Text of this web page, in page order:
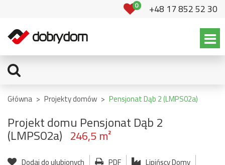
0 +48 17 852 52 30
Główna > Projekty domów > Pensjonat Dąb 2 (LMPS02a)
Projekt domu Pensjonat Dąb 2
(LMPS02a) 246,5 m²